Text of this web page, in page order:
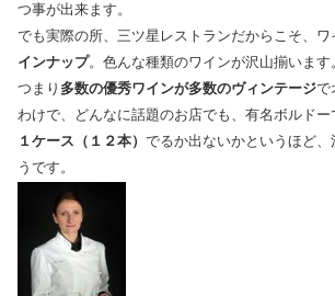
つ事が出来ます。
でも実際の所、三ツ星レストランだからこそ、ワ
インナップ。色んな種類のワインが沢山揃います
つまり 多数の優秀ワインが多数のヴィンテージで
わけで、どんなに話題のお店でも、有名ボルドー
１ケース（１２本） でるか出ないかというほど
うです。